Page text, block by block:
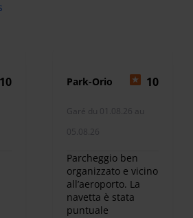
10 Park-Orio 10
Garé du 01.08.26 au
05.08.26
Parcheggio ben
organizzato e vicino
all’aeroporto. La
navetta è stata
puntuale